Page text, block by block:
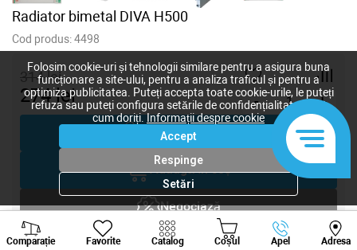
Radiator bimetal DIVA H500
Cod produs:4498
314lei
274lei - +
Cumpără acum
Adaugă în coș
Negociază
Solicitare inginer
Comparație Favorite Catalog Coșul Apel Adresa
Viber Whatsapp
Folosim cookie-uri și tehnologii similare pentru a asigura buna
funcționare a site-ului, pentru a analiza traficul și pentru a
optimiza publicitatea. Puteți accepta toate cookie-urile, le puteți
refuza sau puteți configura setările de confidențialitate după
cum doriți.Informații despre cookie
Accept
Respinge
Setări